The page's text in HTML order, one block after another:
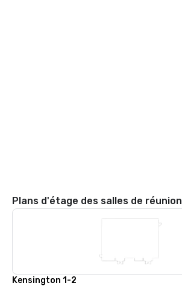
Plans d'étage des salles de réunion
Kensington 1-2